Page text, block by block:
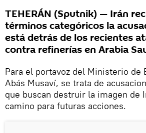
TEHERÁN (Sputnik) — Irán
términos categóricos la
está detrás de los recientes
contra refinerías en Arabia
Para el portavoz del Ministerio de
Abás Musaví, se trata de
que buscan destruir la imagen de
camino para futuras acciones.